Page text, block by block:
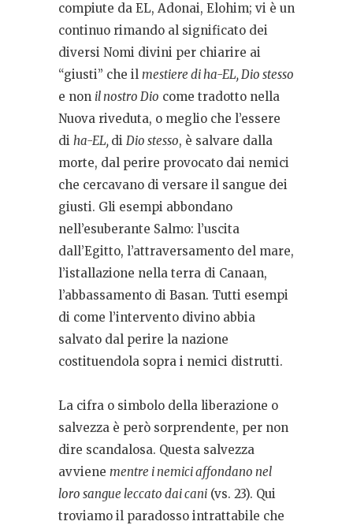
compiute da EL, Adonai, Elohim; vi è un
continuo rimando al significato dei
diversi Nomi divini per chiarire ai
“giusti” che il mestiere di ha-EL, Dio stesso
e non il nostro Dio come tradotto nella
Nuova riveduta, o meglio che l’essere
di ha-EL, di Dio stesso, è salvare dalla
morte, dal perire provocato dai nemici
che cercavano di versare il sangue dei
giusti. Gli esempi abbondano
nell’esuberante Salmo: l’uscita
dall’Egitto, l’attraversamento del mare,
l’istallazione nella terra di Canaan,
l’abbassamento di Basan. Tutti esempi
di come l’intervento divino abbia
salvato dal perire la nazione
costituendola sopra i nemici distrutti.
La cifra o simbolo della liberazione o
salvezza è però sorprendente, per non
dire scandalosa. Questa salvezza
avviene mentre i nemici affondano nel
loro sangue leccato dai cani (vs. 23). Qui
troviamo il paradosso intrattabile che